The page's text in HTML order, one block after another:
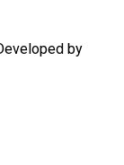
by